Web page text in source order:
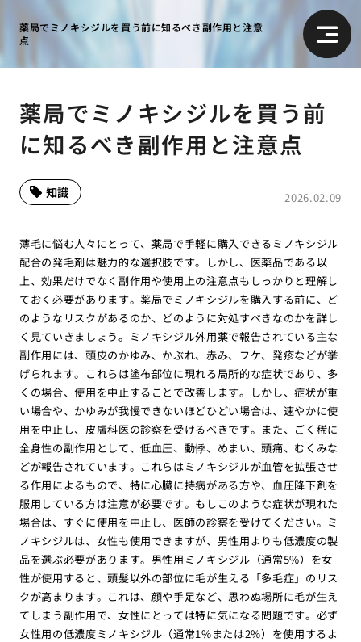
薬局でミノキシジルを買う前に知るべき副作用と注意
点
薬局でミノキシジルを買う前
に知るべき副作用と注意点
2026.02.09
知識
薄毛に悩む人々にとって、薬局で手軽に購入できるミノキシジル
配合の発毛剤は魅力的な選択肢です。しかし、医薬品である以
上、効果だけでなく副作用や使用上の注意点もしっかりと理解し
ておく必要があります。薬局でミノキシジルを購入する前に、ど
のようなリスクがあるのか、どのように対処すべきなのかを詳し
く見ていきましょう。ミノキシジル外用薬で報告されている主な
副作用には、頭皮のかゆみ、かぶれ、赤み、フケ、発疹などが挙
げられます。これらは塗布部位に現れる局所的な症状であり、多
くの場合、使用を中止することで改善します。しかし、症状が重
い場合や、かゆみが我慢できないほどひどい場合は、速やかに使
用を中止し、皮膚科医の診察を受けるべきです。また、ごく稀に
全身性の副作用として、低血圧、動悸、めまい、頭痛、むくみな
どが報告されています。これらはミノキシジルが血管を拡張させ
る作用によるもので、特に心臓に持病がある方や、血圧降下剤を
服用している方は注意が必要です。もしこのような症状が現れた
場合は、すぐに使用を中止し、医師の診察を受けてください。ミ
ノキシジルは、女性も使用できますが、男性用よりも低濃度の製
品を選ぶ必要があります。男性用ミノキシジル（通常5%）を女
性が使用すると、頭髪以外の部位に毛が生える「多毛症」のリス
クが高まります。これは、顔や手足など、思わぬ場所に毛が生え
てしまう副作用で、女性にとっては特に気になる問題です。必ず
女性用の低濃度ミノキシジル（通常1%または2%）を使用するよ